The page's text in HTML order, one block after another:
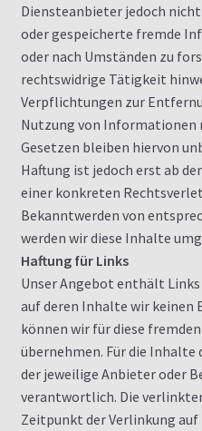
Widerrufsbelehrung
Zahlungsarten
Diensteanbieter jedoch
oder gespeicherte fremde
oder nach Umständen zu
rechtswidrige Tätigkeit
Verpflichtungen zur
Nutzung von Informationen
Gesetzen bleiben hiervon
Haftung ist jedoch erst ab
einer konkreten
Bekanntwerden von
werden wir diese Inhalte
Haftung für Links
Unser Angebot enthält
auf deren Inhalte wir keinen
können wir für diese
übernehmen. Für die
der jeweilige Anbieter oder
verantwortlich. Die
Zeitpunkt der Verlinkung